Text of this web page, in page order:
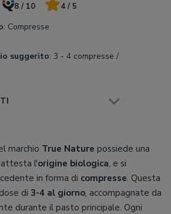
8 / 10 4 / 5
: Compresse
suggerito: 3 - 4 compresse /
marchio True Nature possiede una
attesta l'origine biologica, e si
in forma di compresse. Questa
di 3-4 al giorno, accompagnate da
durante il pasto principale. Ogni